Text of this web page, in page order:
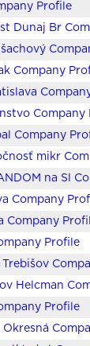
Profile
Dunaj Br
Company
Company
Company
mikr
na Sl
Company
Company
Profile
Helcman
Profile